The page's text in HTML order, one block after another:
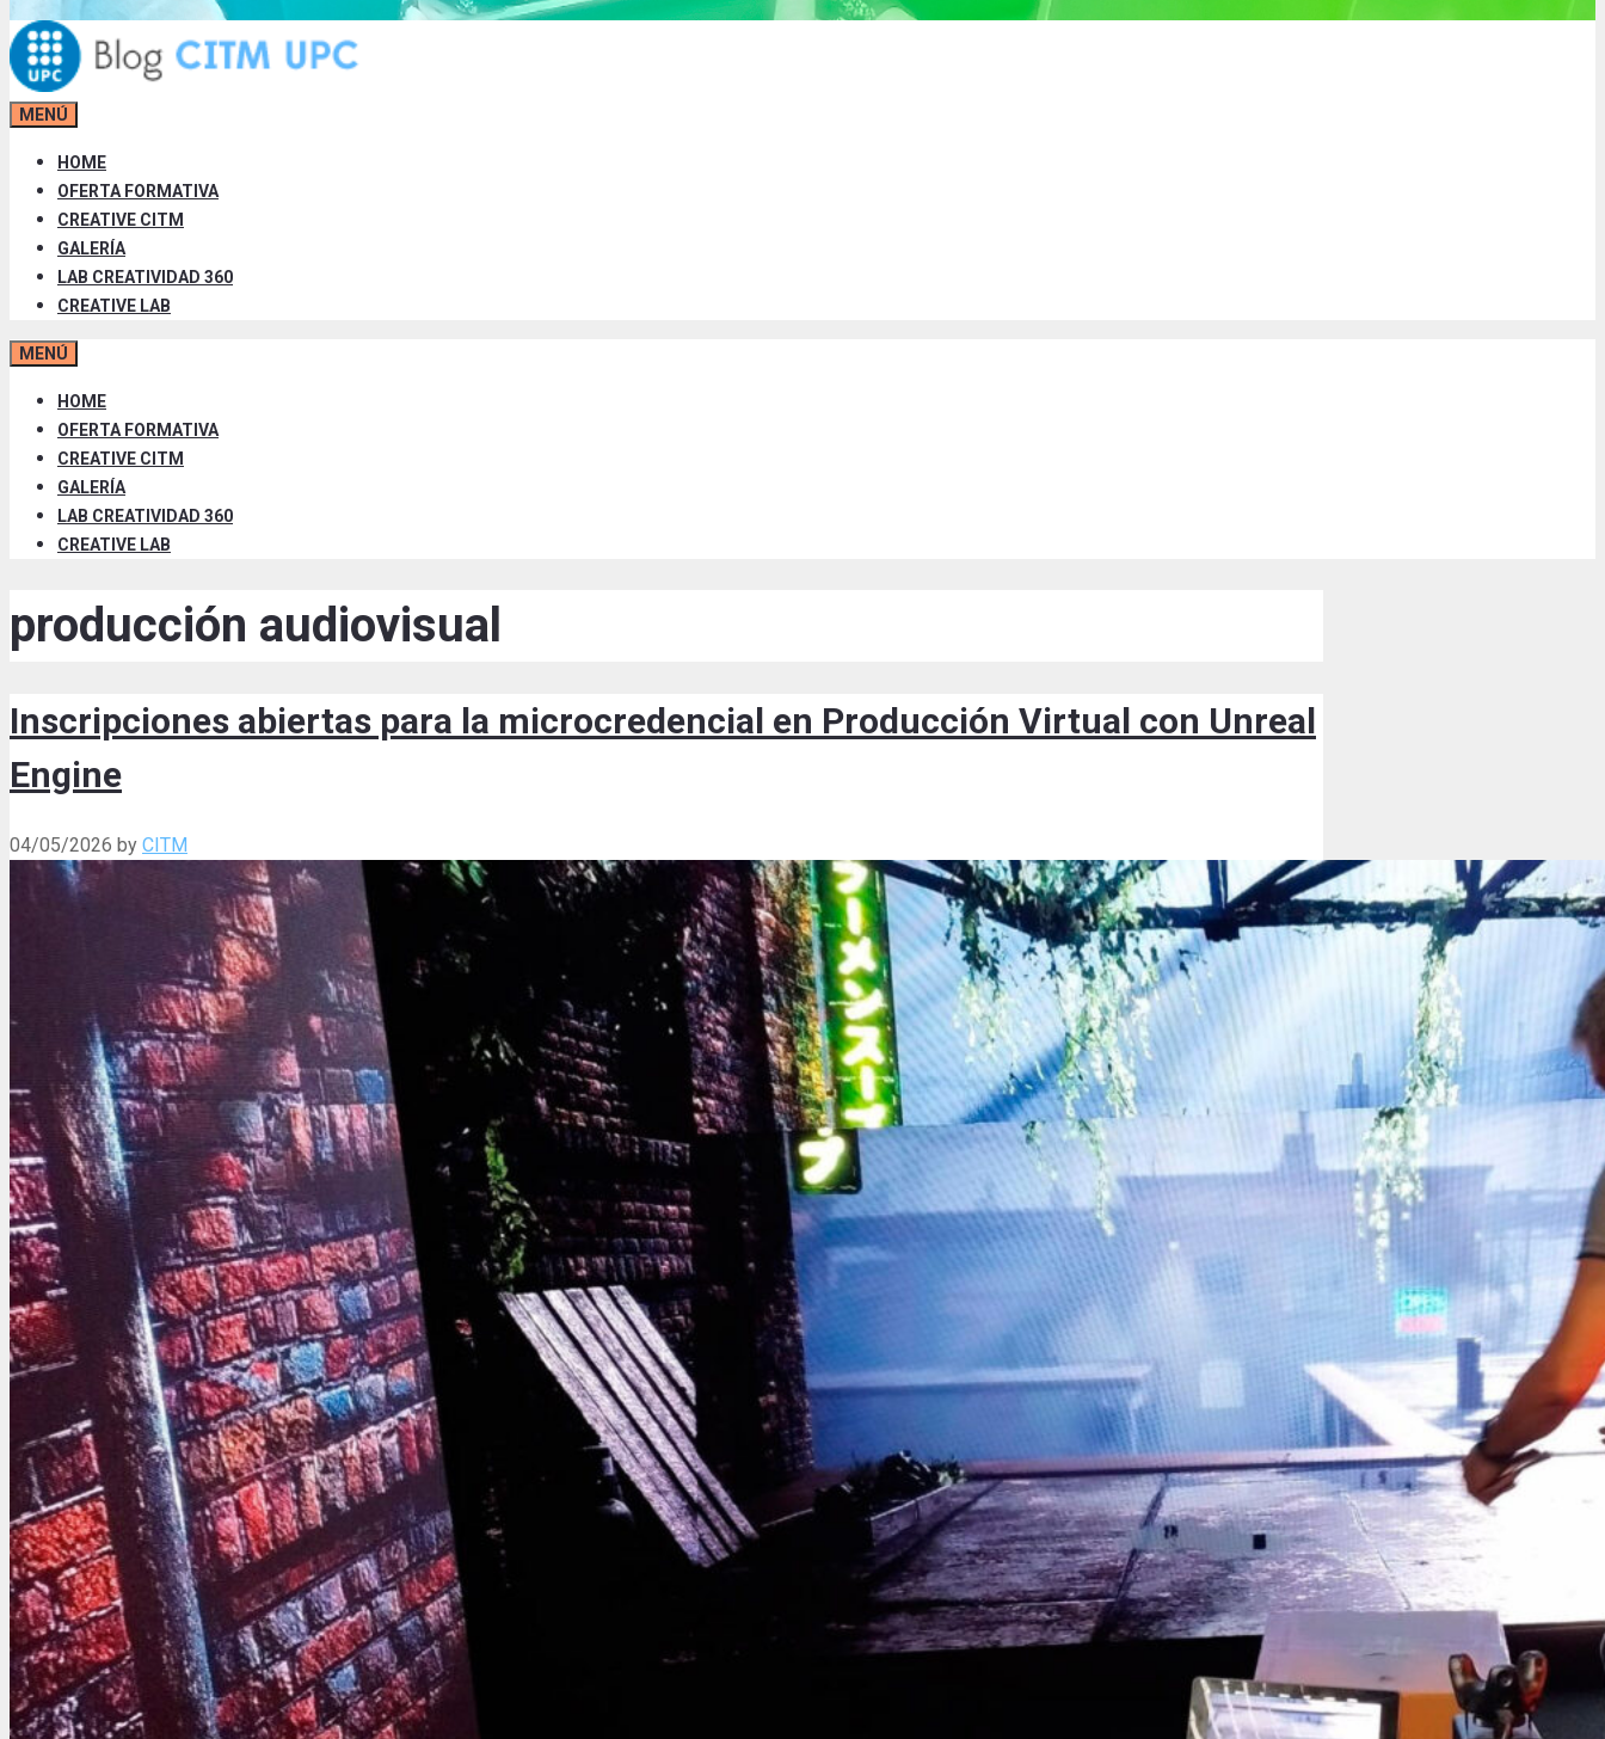
MENÚ
HOME
OFERTA FORMATIVA
CREATIVE CITM
GALERÍA
LAB CREATIVIDAD 360
CREATIVE LAB
MENÚ
HOME
OFERTA FORMATIVA
CREATIVE CITM
GALERÍA
LAB CREATIVIDAD 360
CREATIVE LAB
producción audiovisual
Inscripciones abiertas para la microcredencial en Producción Virtual con Unreal
Engine
04/05/2026 by CITM